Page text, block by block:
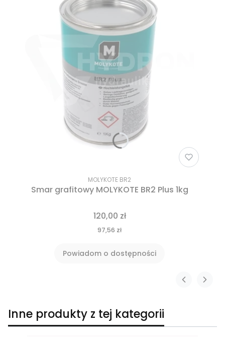
MOLYKOTE BR2
Smar grafitowy MOLYKOTE BR2 Plus 1kg
120,00 zł
97,56 zł
Powiadom o dostępności
Inne produkty z tej kategorii